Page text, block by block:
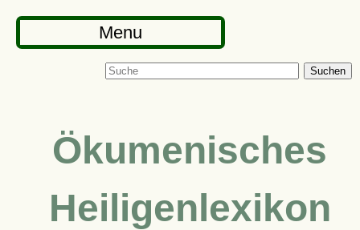
Menu
Suchen
Ökumenisches
Heiligenlexikon